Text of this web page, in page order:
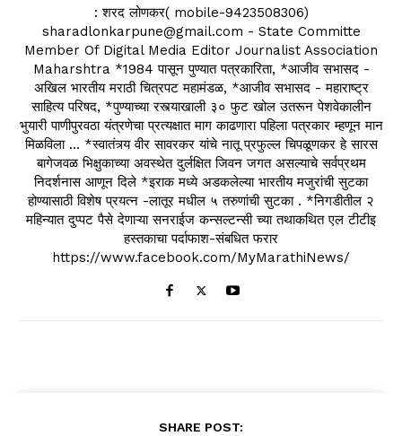
: शरद लोणकर( mobile-9423508306)
sharadlonkarpune@gmail.com - State Committe
Member Of Digital Media Editor Journalist Association
Maharshtra *1984 पासून पुण्यात पत्रकारिता, *आजीव सभासद -
अखिल भारतीय मराठी चित्रपट महामंडळ, *आजीव सभासद - महाराष्ट्र
साहित्य परिषद, *पुण्याच्या रस्त्याखाली ३० फुट खोल उतरून पेशवेकालीन
भुयारी पाणीपुरवठा यंत्रणेचा प्रत्यक्षात माग काढणारा पहिला पत्रकार म्हणून मान
मिळविला ... *स्वातंत्र्य वीर सावरकर यांचे नातू प्रफुल्ल चिपळूणकर हे सारस
बागेजवळ भिक्षुकाच्या अवस्थेत दुर्लक्षित जिवन जगत असल्याचे सर्वप्रथम
निदर्शनास आणून दिले *इराक मध्ये अडकलेल्या भारतीय मजुरांची सुटका
होण्यासाठी विशेष प्रयत्न -लातूर मधील ५ तरुणांची सुटका . *निगडीतील २
महिन्यात दुप्पट पैसे देणाऱ्या सनराईज कन्सल्टन्सी च्या तथाकथित एल टीटीइ
हस्तकाचा पर्दाफाश-संबधित फरार
https://www.facebook.com/MyMarathiNews/
SHARE POST: